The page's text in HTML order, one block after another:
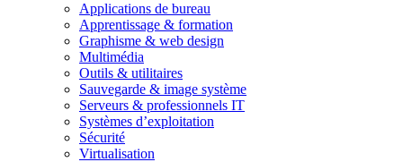
Applications de bureau
Apprentissage & formation
Graphisme & web design
Multimédia
Outils & utilitaires
Sauvegarde & image système
Serveurs & professionnels IT
Systèmes d’exploitation
Sécurité
Virtualisation